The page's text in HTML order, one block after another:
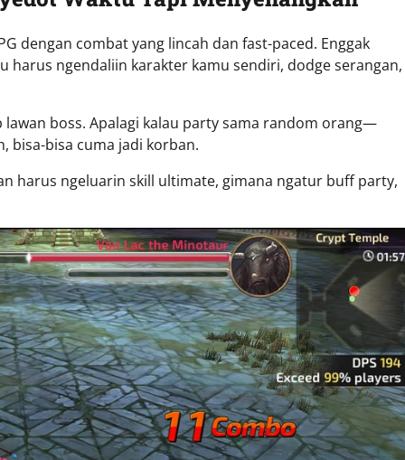
dengan combat yang lincah dan fast-paced. Enggak
harus ngendaliin karakter kamu sendiri, dodge serangan,
lawan boss. Apalagi kalau party sama random orang—
bisa-bisa cuma jadi korban.
harus ngeluarin skill ultimate, gimana ngatur buff party,